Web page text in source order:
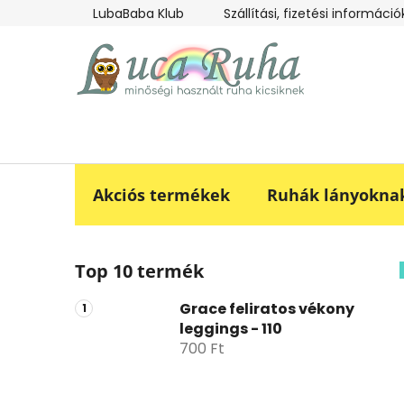
tartalomhoz
LubaBaba Klub Szállítási, fizetési
Akciós termékek Ruhák
l
d
a
Top 10 termék
Grace feliratos vékony
leggings - 110
700 Ft